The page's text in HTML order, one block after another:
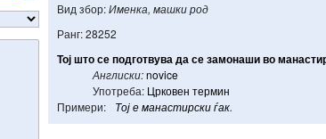
Вид збор:Именка, машки род
Ранг: 28252
Тојштосеподготвувадасезамонашиво
Англиски:novice
Употреба: Црковен термин
Примери:
Тојеманастирскиѓак.